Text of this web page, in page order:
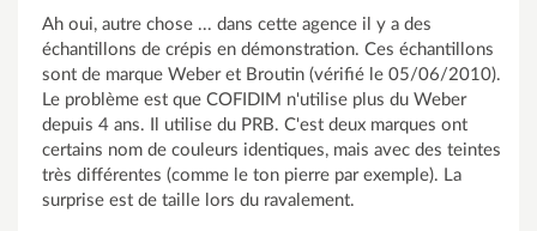
Ah oui, autre chose ... dans cette agence il y a des
échantillons de crépis en démonstration. Ces échantillons
sont de marque Weber et Broutin (vérifié le 05/06/2010).
Le problème est que COFIDIM n'utilise plus du Weber
depuis 4 ans. Il utilise du PRB. C'est deux marques ont
certains nom de couleurs identiques, mais avec des teintes
très différentes (comme le ton pierre par exemple). La
surprise est de taille lors du ravalement.